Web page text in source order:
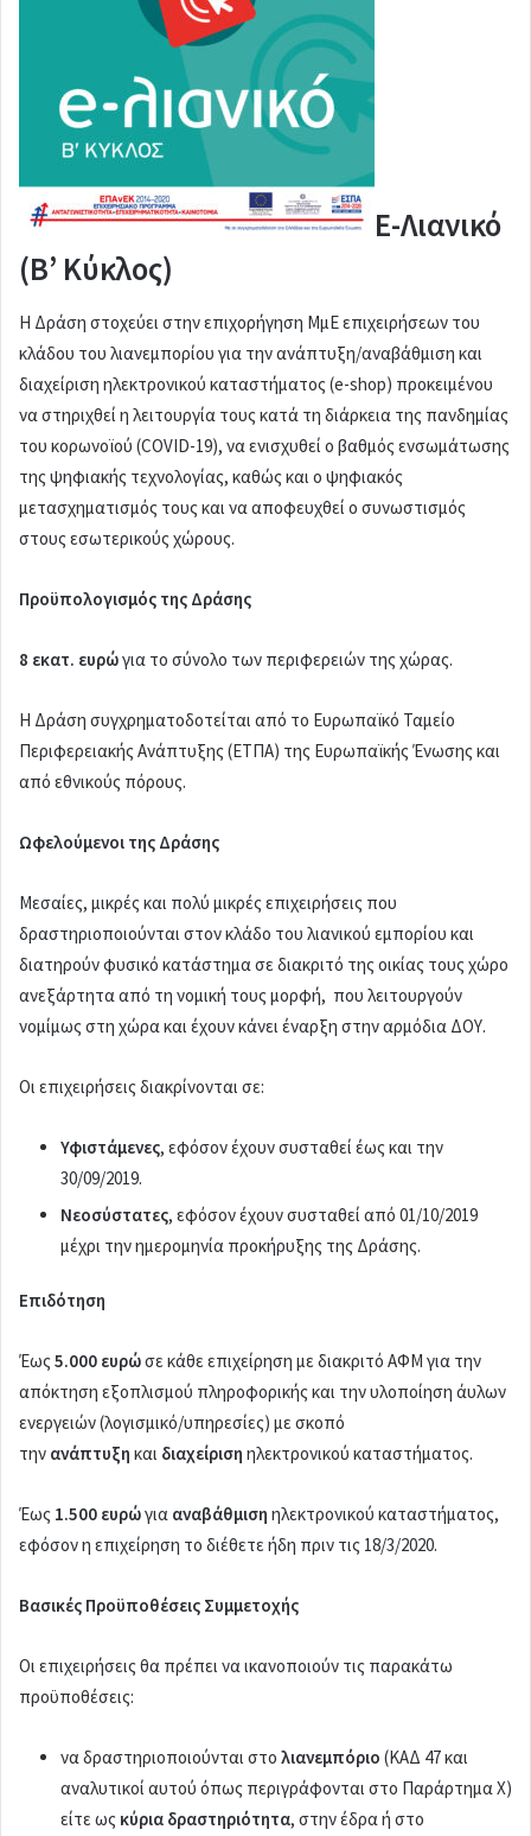
Ε-Λιανικό
(Β’ Κύκλος)
Η Δράση στοχεύει στην επιχορήγηση ΜμΕ επιχειρήσεων του
κλάδου του λιανεμπορίου για την ανάπτυξη/αναβάθμιση και
διαχείριση ηλεκτρονικού καταστήματος (e-shop) προκειμένου
να στηριχθεί η λειτουργία τους κατά τη διάρκεια της πανδημίας
του κορωνοϊού (COVID-19), να ενισχυθεί ο βαθμός ενσωμάτωσης
της ψηφιακής τεχνολογίας, καθώς και ο ψηφιακός
μετασχηματισμός τους και να αποφευχθεί ο συνωστισμός
στους εσωτερικούς χώρους.
Προϋπολογισμός της Δράσης
8 εκατ. ευρώγια το σύνολο των περιφερειών της χώρας.
Η Δράση συγχρηματοδοτείται από το Ευρωπαϊκό Ταμείο
Περιφερειακής Ανάπτυξης (ΕΤΠΑ) της Ευρωπαϊκής Ένωσης και
από εθνικούς πόρους.
Ωφελούμενοι της Δράσης
Μεσαίες, μικρές και πολύ μικρές επιχειρήσεις που
δραστηριοποιούνται στον κλάδο του λιανικού εμπορίου και
διατηρούν φυσικό κατάστημα σε διακριτό της οικίας τους χώρο
ανεξάρτητα από τη νομική τους μορφή, που λειτουργούν
νομίμως στη χώρα και έχουν κάνει έναρξη στην αρμόδια ΔΟΥ.
Οι επιχειρήσεις διακρίνονται σε:
Υφιστάμενες, εφόσον έχουν συσταθεί έως και την
30/09/2019.
Νεοσύστατες, εφόσον έχουν συσταθεί από 01/10/2019
μέχρι την ημερομηνία προκήρυξης της Δράσης.
Επιδότηση
Έως 5.000 ευρώσε κάθε επιχείρηση με διακριτό ΑΦΜ για την
απόκτηση εξοπλισμού πληροφορικής και την υλοποίηση άυλων
ενεργειών (λογισμικό/υπηρεσίες) με σκοπό
την ανάπτυξη και διαχείριση ηλεκτρονικού καταστήματος.
Έως 1.500 ευρώγια αναβάθμιση ηλεκτρονικού καταστήματος,
εφόσον η επιχείρηση το διέθετε ήδη πριν τις 18/3/2020.
Βασικές Προϋποθέσεις Συμμετοχής
Οι επιχειρήσεις θα πρέπει να ικανοποιούν τις παρακάτω
προϋποθέσεις:
να δραστηριοποιούνται στο λιανεμπόριο (ΚΑΔ 47 και
αναλυτικοί αυτού όπως περιγράφονται στο Παράρτημα Χ)
είτε ως κύρια δραστηριότητα, στην έδρα ή στο